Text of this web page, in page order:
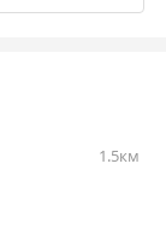
1.5км